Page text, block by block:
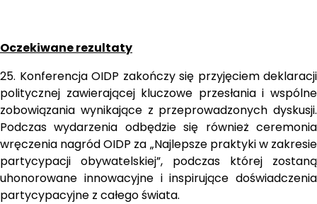
Oczekiwane rezultaty
25. Konferencja OIDP zakończy się przyjęciem deklaracji
politycznej zawierającej kluczowe przesłania i wspólne
zobowiązania wynikające z przeprowadzonych dyskusji.
Podczas wydarzenia odbędzie się również ceremonia
wręczenia nagród OIDP za „Najlepsze praktyki w zakresie
partycypacji obywatelskiej”, podczas której zostaną
uhonorowane innowacyjne i inspirujące doświadczenia
partycypacyjne z całego świata.